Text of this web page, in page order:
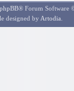
phpBB® Forum Software
designed by Artodia